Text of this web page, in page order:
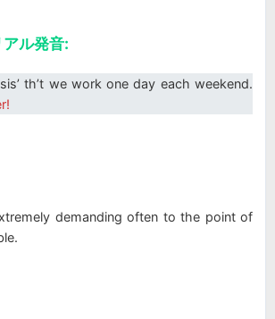
ル発音:
th’t we work one day each weekend.
demanding often to the point of